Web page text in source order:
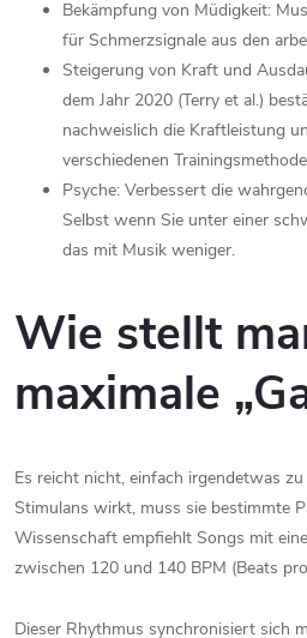
Bekämpfung von Müdigkeit:
für Schmerzsignale aus den
Steigerung von Kraft und
dem Jahr 2020 (Terry et al.)
nachweislich die Kraftleistung
verschiedenen
Psyche: Verbessert die
Selbst wenn Sie unter einer
das mit Musik weniger.
Wie stellt
maximale
Es reicht nicht, einfach irgendetwas
Stimulans wirkt, muss sie bestimmte
Wissenschaft empfiehlt Songs mit
zwischen 120 und 140 BPM (Beats
Dieser Rhythmus synchronisiert sich